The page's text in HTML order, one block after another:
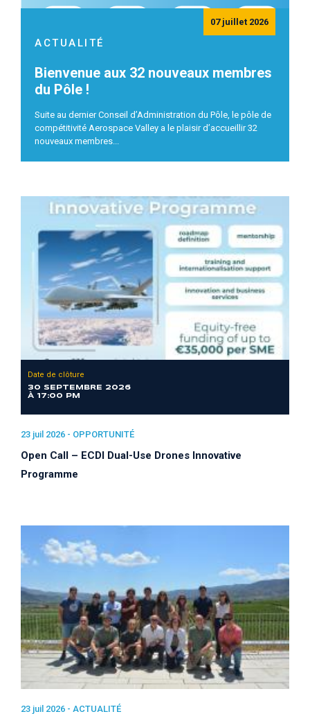
Date de clôture
30 SEPTEMBRE 2026
À 17:00 PM
23 juil 2026 - OPPORTUNITÉ
Open Call – ECDI Dual-Use Drones Innovative
Programme
23 juil 2026 - ACTUALITÉ
07 juillet 2026
ACTUALITÉ
Bienvenue aux 32 nouveaux membres
du Pôle !
Suite au dernier Conseil d’Administration du Pôle, le pôle de
compétitivité Aerospace Valley a le plaisir d’accueillir 32
nouveaux membres...